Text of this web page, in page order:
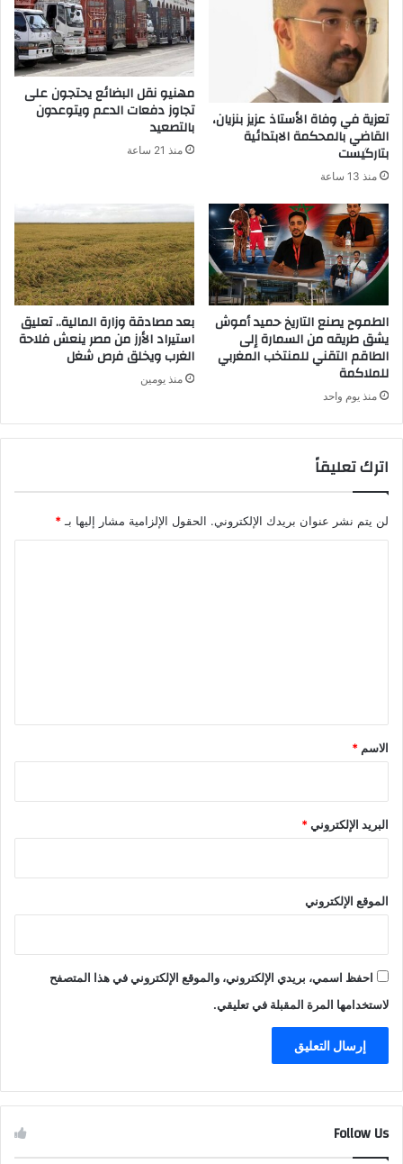
تعزية في وفاة الأستاذ عزيز بنزيان،
القاضي بالمحكمة الابتدائية
بتارگيست
منذ 13 ساعة
مهنيو نقل البضائع يحتجون على
تجاوز دفعات الدعم ويتوعدون
بالتصعيد
منذ 21 ساعة
الطموح يصنع التاريخ حميد أموش
يشق طريقه من السمارة إلى
الطاقم التقني للمنتخب المغربي
للملاكمة
منذ يوم واحد
بعد مصادقة وزارة المالية.. تعليق
استيراد الأرز من مصر ينعش فلاحة
الغرب ويخلق فرص شغل
منذ يومين
اترك تعليقاً
لن يتم نشر عنوان بريدك الإلكتروني. الحقول الإلزامية مشار إليها بـ *
*
الاسم *
البريد الإلكتروني*
الموقع الإلكتروني
احفظ اسمي، بريدي الإلكتروني، والموقع الإلكتروني في هذا المتصفح
لاستخدامها المرة المقبلة في تعليقي.
Follow Us